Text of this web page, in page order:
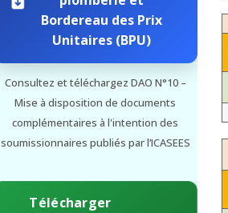
Bordereau des Prix
Unitaires (BPU)
Consultez et téléchargez DAO N°10 –
Mise à disposition de documents
complémentaires à l'intention des
soumissionnaires publiés par l’ICASEES
Télécharger